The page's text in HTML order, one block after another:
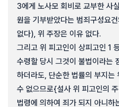
3에게 노사모 회비로 교부한 사
원을 기부받았다는 범죄구성요
없다), 위 주장은 이유 없다.
그리고 위 피고인이 상피고인 1
수령할 당시 그것이 불법이라는
하더라도, 단순한 법률의 부지는
수 없으므로{설사 위 피고인의
법령에 의하여 죄가 되지 아니하